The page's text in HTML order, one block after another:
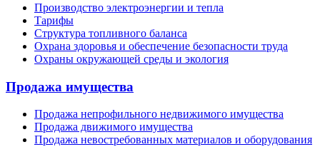
Производство электроэнергии и тепла
Тарифы
Структура топливного баланса
Охрана здоровья и обеспечение безопасности труда
Охраны окружающей среды и экология
Продажа имущества
Продажа непрофильного недвижимого имущества
Продажа движимого имущества
Продажа невостребованных материалов и оборудования